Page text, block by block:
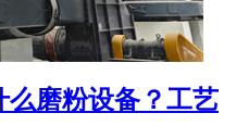
么磨粉设备？工艺